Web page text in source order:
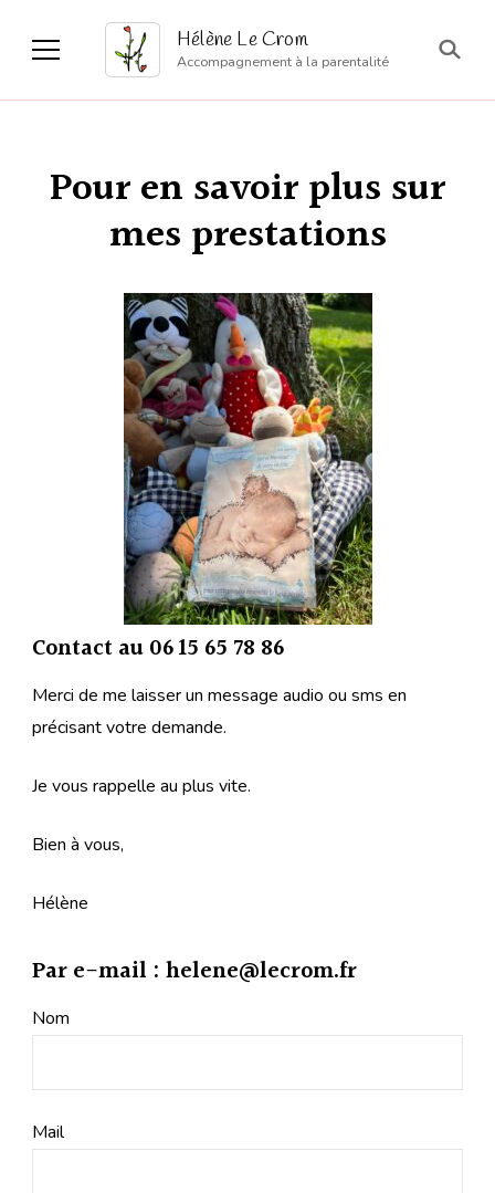
Hélène Le Crom
Accompagnement à la parentalité
Pour en savoir plus sur
mes prestations
Contact au 06 15 65 78 86
Merci de me laisser un message audio ou sms en
précisant votre demande.
Je vous rappelle au plus vite.
Bien à vous,
Hélène
Par e-mail : helene@lecrom.fr
Nom
Mail